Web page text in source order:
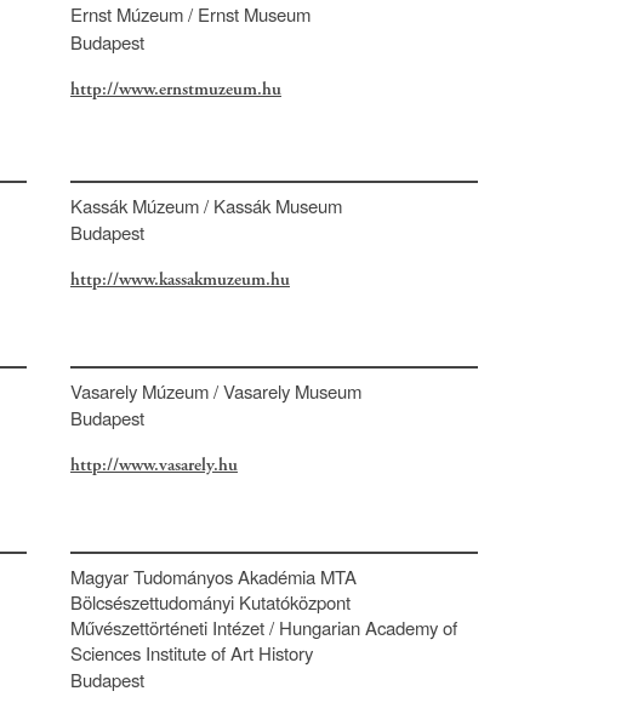
Ernst Múzeum / Ernst Museum
Budapest
http://www.ernstmuzeum.hu
Kassák Múzeum / Kassák Museum
Budapest
http://www.kassakmuzeum.hu
Vasarely Múzeum / Vasarely Museum
Budapest
http://www.vasarely.hu
Magyar Tudományos Akadémia MTA
Bölcsészettudományi Kutatóközpont
Művészettörténeti Intézet / Hungarian Academy of
Sciences Institute of Art History
Budapest